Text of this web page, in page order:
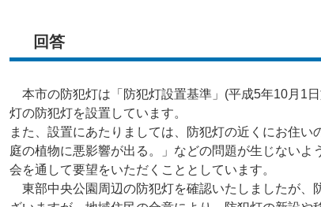
回答
本市の防犯灯は「防犯灯設置基準」(平成5年10月1
灯の防犯灯を設置しています。
また、設置にあたりましては、防犯灯の近くにお住
庭の植物に悪影響が出る。」などの問題が生じない
会を通して要望をいただくこととしています。
東部中央公園周辺の防犯灯を確認いたしましたが、